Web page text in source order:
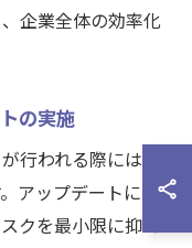
企業全体の効率化
の実施
行われる際には、
アップデートによ
クを最小限に抑え